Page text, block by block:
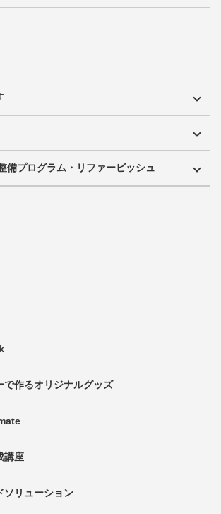
備プログラム・リファービッシュ
で作るオリジナルグッズ
講座
ソリューション